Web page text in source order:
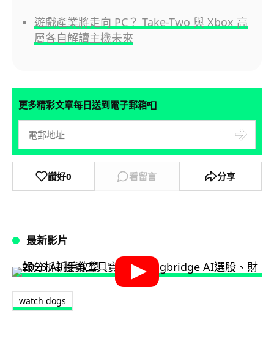
遊戲產業將走向 PC？ Take-Two 與 Xbox 高
層各自解讀主機未來
更多精彩文章每日送到電子郵箱📮
讚好0 看留言 分享
最新影片
watch dogs